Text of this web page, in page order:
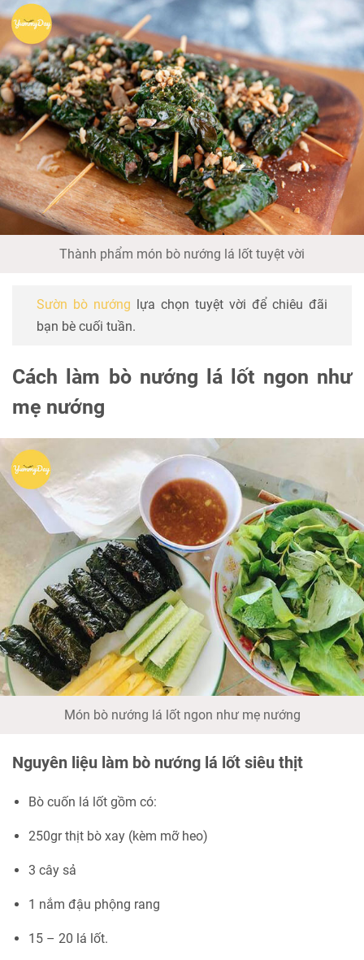
Thành phẩm món bò nướng lá lốt tuyệt vời
Sườn bò nướng lựa chọn tuyệt vời để chiêu đãi
bạn bè cuối tuần.
Cách làm bò nướng lá lốt ngon như
mẹ nướng
Món bò nướng lá lốt ngon như mẹ nướng
Nguyên liệu làm bò nướng lá lốt siêu thịt
Bò cuốn lá lốt gồm có:
250gr thịt bò xay (kèm mỡ heo)
3 cây sả
1 nắm đậu phộng rang
15 – 20 lá lốt.